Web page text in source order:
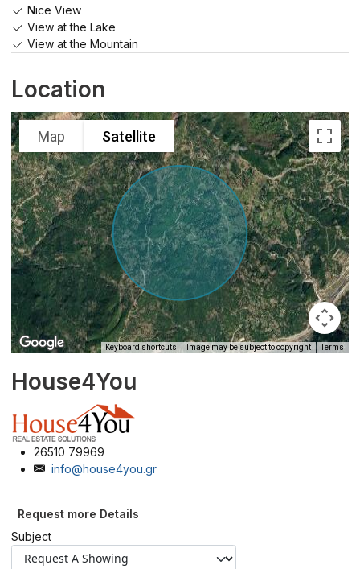
Nice View
View at the Lake
View at the Mountain
Location
Map Satellite
Keyboard shortcuts Image may be subject to copyright Terms
House4You
26510 79969
info@house4you.gr
Request more Details
Subject